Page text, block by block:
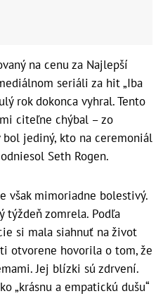
na cenu za Najlepší
seriáli za hit „Iba
rok dokonca vyhral. Tento
citeľne chýbal – zo
jediný, kto na ceremoniál
Seth Rogen.
však mimoriadne bolestivý.
týždeň zomrela. Podľa
si mala siahnuť na život
otvorene hovorila o tom, že
Jej blízki sú zdrvení.
„krásnu a empatickú dušu“